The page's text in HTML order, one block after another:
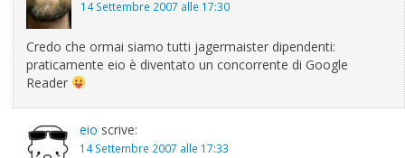
14 Settembre 2007 alle 17:30
Credo che ormai siamo tutti jagermaister dipendenti:
praticamente eio è diventato un concorrente di Google
Reader
eio scrive:
14 Settembre 2007 alle 17:33